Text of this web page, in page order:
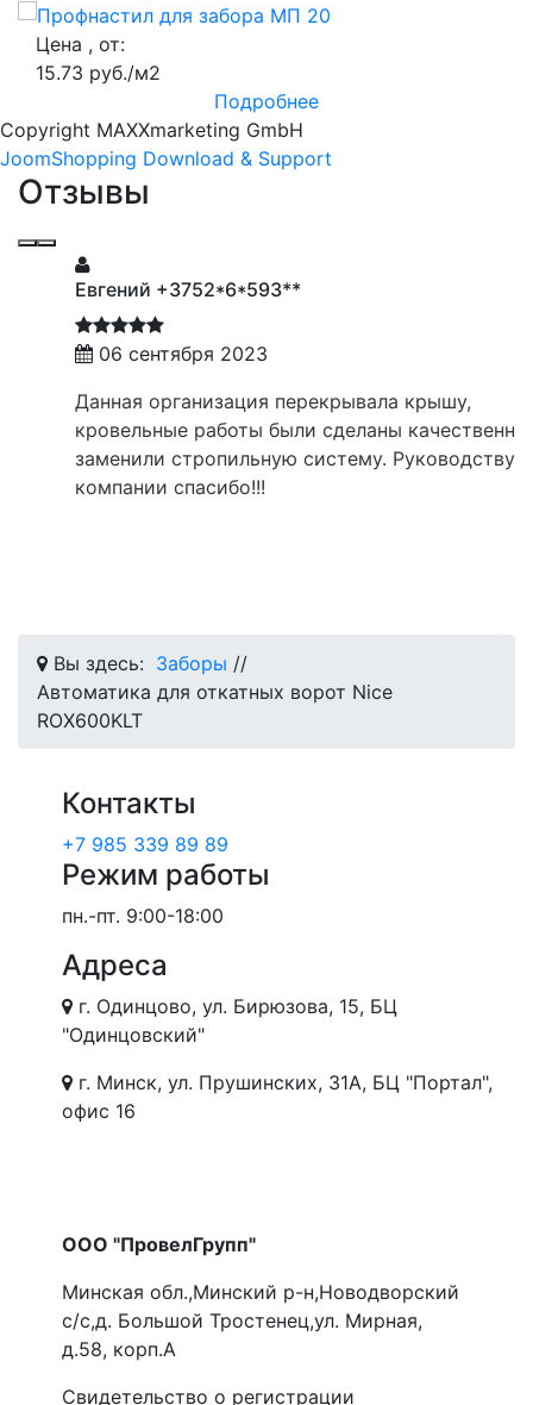
Цена , от:
15.73 руб./м2
Подробнее
Copyright MAXXmarketing GmbH
JoomShopping Download & Support
Отзывы
Евгений +3752*6*593**
06 сентября 2023
Данная организация перекрывала крышу,
кровельные работы были сделаны качественно,
заменили стропильную систему. Руководству
компании спасибо!!!
Вы здесь: Заборы //
Автоматика для откатных ворот Nice
RОX600KLT
Контакты
+7 985 339 89 89
Режим работы
пн.-пт. 9:00-18:00
Адреса
г. Одинцово, ул. Бирюзова, 15, БЦ
"Одинцовский"
г. Минск, ул. Прушинских, 31А, БЦ "Портал",
офис 16
ООО "ПровелГрупп"
Минская обл.,Минский р-н,Новодворский
с/с,д. Большой Тростенец,ул. Мирная,
д.58, корп.А
Свидетельство о регистрации